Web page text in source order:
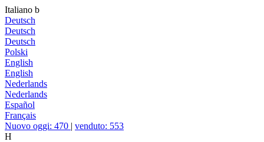
Italiano b
Deutsch
Deutsch
Deutsch
Polski
English
English
Nederlands
Nederlands
Español
Français
Nuovo oggi: 470 | venduto: 553
H